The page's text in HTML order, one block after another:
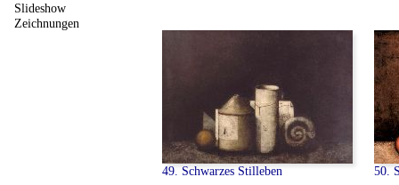
49. Schwarzes Stilleben 50.
Slideshow
Zeichnungen